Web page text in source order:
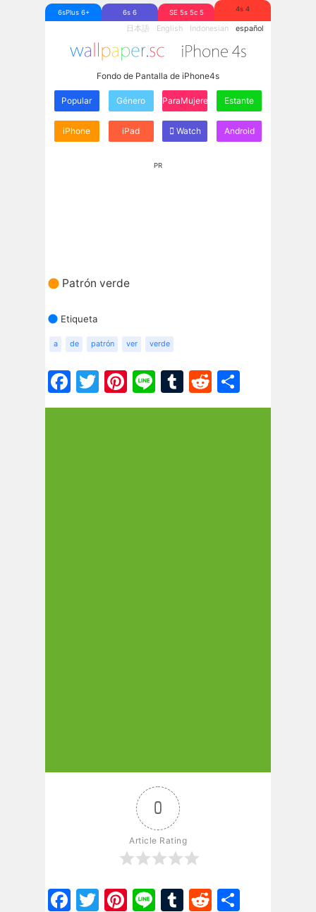
6sPlus 6+ 6s 6 SE 5s 5c 5 4s 4
日本語 English Indonesian español
Fondo de Pantalla de iPhone4s
Popular Género ParaMujeres Estante
iPhone iPad Watch Android
PR
Patrón verde
Etiqueta
a de patrón ver verde
Facebook
Twitter
Pinterest
LineTumblr
Reddit
0
Article Rating
Facebook
Twitter
Pinterest
LineTumblr
Reddit